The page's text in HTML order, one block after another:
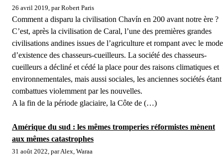
26 avril 2019, par Robert Paris
Comment a disparu la civilisation Chavín en 200 avant notre ère ?
C’est, après la civilisation de Caral, l’une des premières grandes
civilisations andines issues de l’agriculture et rompant avec le mode
d’existence des chasseurs-cueilleurs. La société des chasseurs-
cueilleurs a décliné et cédé la place pour des raisons climatiques et
environnementales, mais aussi sociales, les anciennes sociétés étant
combattues violemment par les nouvelles.
A la fin de la période glaciaire, la Côte de (…)
Amérique du sud : les mêmes tromperies réformistes mènent
aux mêmes catastrophes
31 août 2022, par Alex, Waraa